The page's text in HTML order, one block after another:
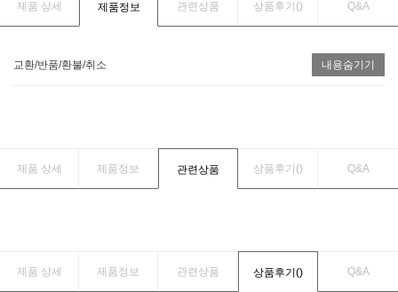
제품 상세 제품정보 관련상품 상품후기() Q&A
교환/반품/환불/취소 내용숨기기
제품 상세 제품정보 관련상품 상품후기() Q&A
제품 상세 제품정보 관련상품 상품후기() Q&A